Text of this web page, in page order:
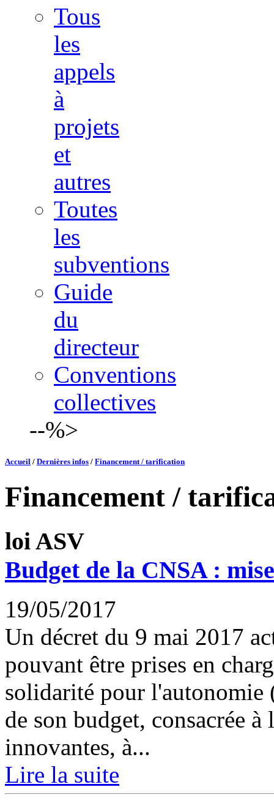
Tous
les
appels
à
projets
et
autres
Toutes
les
subventions
Guide
du
directeur
Conventions
collectives
--%>
Accueil / Dernières infos / Financement / tarification
Financement /
loi ASV
Budget de la CNSA :
19/05/2017
Un décret du 9 mai 2017
pouvant être prises en
solidarité pour
de son budget, consacrée
innovantes, à...
Lire la suite